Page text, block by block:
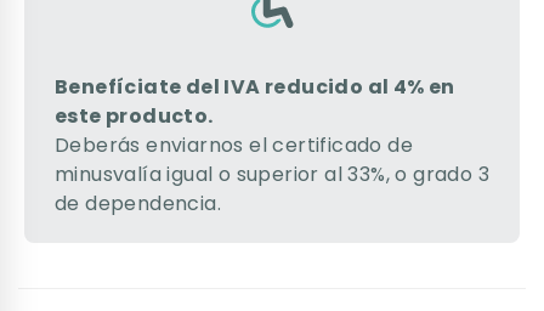
Benefíciate del IVA reducido al 4% en
este producto.
Deberás enviarnos el certificado de
minusvalía igual o superior al 33%, o grado 3
de dependencia.